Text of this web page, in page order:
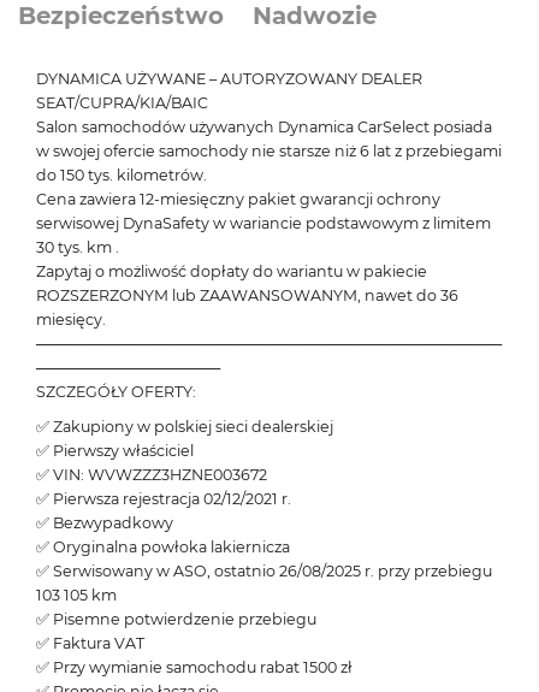
Bezpieczeństwo
Nadwozie
DYNAMICA UŻYWANE – AUTORYZOWANY DEALER
SEAT/CUPRA/KIA/BAIC
Salon samochodów używanych Dynamica CarSelect posiada
w swojej ofercie samochody nie starsze niż 6 lat z przebiegami
do 150 tys. kilometrów.
Cena zawiera 12-miesięczny pakiet gwarancji ochrony
serwisowej DynaSafety w wariancie podstawowym z limitem
30 tys. km .
Zapytaj o możliwość dopłaty do wariantu w pakiecie
ROZSZERZONYM lub ZAAWANSOWANYM, nawet do 36
miesięcy.
───────────────────────────────────────────
─────────────────
SZCZEGÓŁY OFERTY:
✅ Zakupiony w polskiej sieci dealerskiej
✅ Pierwszy właściciel
✅ VIN: WVWZZZ3HZNE003672
✅ Pierwsza rejestracja 02/12/2021 r.
✅ Bezwypadkowy
✅ Oryginalna powłoka lakiernicza
✅ Serwisowany w ASO, ostatnio 26/08/2025 r. przy przebiegu
103 105 km
✅ Pisemne potwierdzenie przebiegu
✅ Faktura VAT
✅ Przy wymianie samochodu rabat 1500 zł